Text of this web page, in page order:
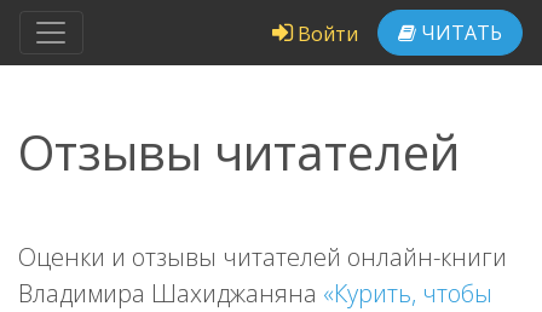
Войти ЧИТАТЬ
Отзывы читателей
Оценки и отзывы читателей онлайн-книги
Владимира Шахиджаняна «Курить, чтобы